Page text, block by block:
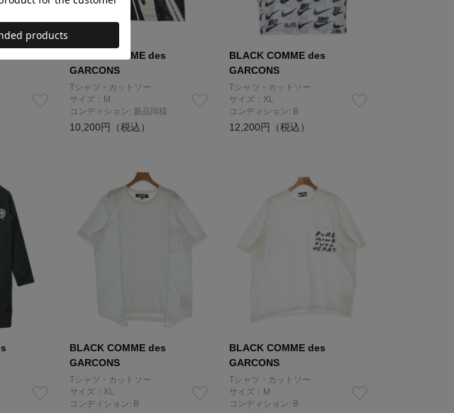
BLACK COMME des
GARCONS
Tシャツ・カットソー
サイズ：M
コンディション: 新品同様
10,200円（税込）
BLACK COMME des
GARCONS
Tシャツ・カットソー
サイズ：XL
コンディション: B
12,200円（税込）
BLACK COMME des
GARCONS
Tシャツ・カットソー
サイズ：XL
コンディション: B
BLACK COMME des
GARCONS
Tシャツ・カットソー
サイズ：M
コンディション: B